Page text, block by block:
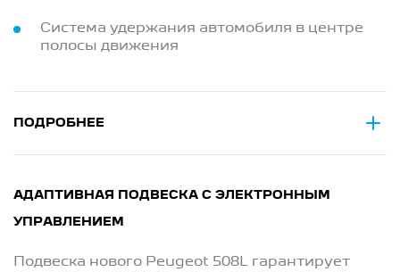
Система удержания автомобиля в центре
полосы движения
ПОДРОБНЕЕ
АДАПТИВНАЯ ПОДВЕСКА С ЭЛЕКТРОННЫМ
УПРАВЛЕНИЕМ
Подвеска нового Peugeot 508L гарантирует